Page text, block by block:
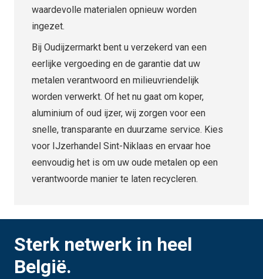
waardevolle materialen opnieuw worden
ingezet.
Bij Oudijzermarkt bent u verzekerd van een
eerlijke vergoeding en de garantie dat uw
metalen verantwoord en milieuvriendelijk
worden verwerkt. Of het nu gaat om koper,
aluminium of oud ijzer, wij zorgen voor een
snelle, transparante en duurzame service. Kies
voor IJzerhandel Sint-Niklaas en ervaar hoe
eenvoudig het is om uw oude metalen op een
verantwoorde manier te laten recycleren.
Sterk netwerk in heel
België.